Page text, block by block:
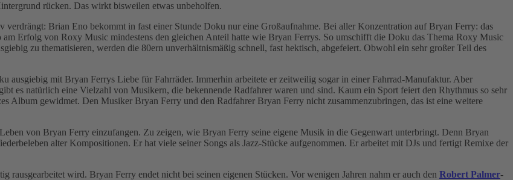
rücken. Das wirkt bisweilen etwas unbeholfen.
verdrängt: Brian Eno bekommt in fast einer Stunde Doku nur eine Großaufnahme. Bei aller Konzentration auf Bryan Ferry: das
Erfolg von Roxy Music mindestens den gleichen Anteil hatte wie Bryan Ferrys. So umschifft die Doku das Thema Roxy Music
zu thematisieren, werden die 80ern unverhältnismäßig schnell, fast hektisch, abgefeiert. Obwohl ein sehr großer Teil des
ausgiebig mit Bryan Ferrys Liebe für Fahrräder. Immerhin arbeitete er zeitweilig sogar in einer Fahrrad-Manufaktur. Aber
es natürlich eine Vielzahl von Musikern, die bekennende Radfahrer waren und sind. Kaum ein Sport feiert den Rhythmus so sehr
Album gewidmet. Den Musiker Bryan Ferry und den Radfahrer Bryan Ferry nicht zusammenzubringen, das ist eine weitere
von Bryan Ferry einzufangen. Zu zeigen, wie Bryan Ferry seine eigene Musik in die Gegenwart unterbringt. Denn Bryan
alter Kompositionen. Er hat viele seiner Songs als Jazz-Stücke aufgenommen. Er arbeitet mit DJs und fertigt Remixe der
rausgearbeitet wird. Bryan Ferry endet nicht bei seinen eigenen Stücken. Vor wenigen Jahren nahm er auch den Robert Palmer-